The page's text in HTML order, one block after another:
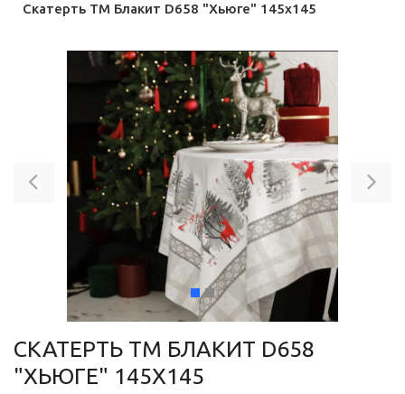
Скатерть ТМ Блакит D658 "Хьюге" 145х145
Previous
СКАТЕРТЬ ТМ БЛАКИТ D658
"ХЬЮГЕ" 145Х145